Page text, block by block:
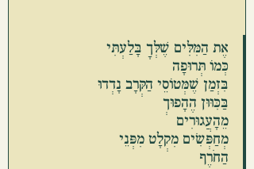
אֶת הַמִּלִּים שֶׁלְּךָ בָּלַעְתִּי
כְּמוֹ תְּרוּפָה
בִּזְמַן שֶׁמְּטוֹסֵי הַקְּרָב נָדְדוּ
בַּכִּוּוּן הֶהָפוּךְ
מֵהָעֲגוּרִים
מְחַפְּשִׂים מִקְלָט מִפְּנֵי
הַחֹרֶף